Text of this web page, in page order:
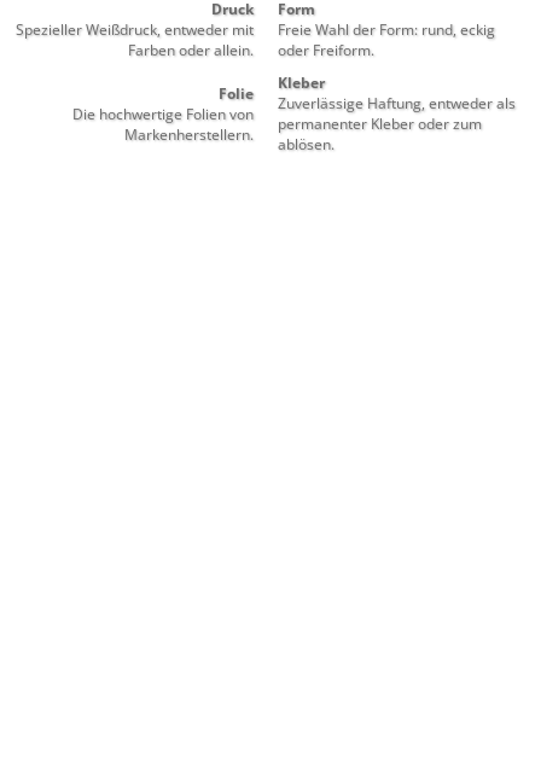
Druck
Spezieller Weißdruck, entweder mit
Farben oder allein.
Form
Freie Wahl der Form: rund, eckig
oder Freiform.
Folie
Die hochwertige Folien von
Markenherstellern.
Kleber
Zuverlässige Haftung, entweder als
permanenter Kleber oder zum
ablösen.